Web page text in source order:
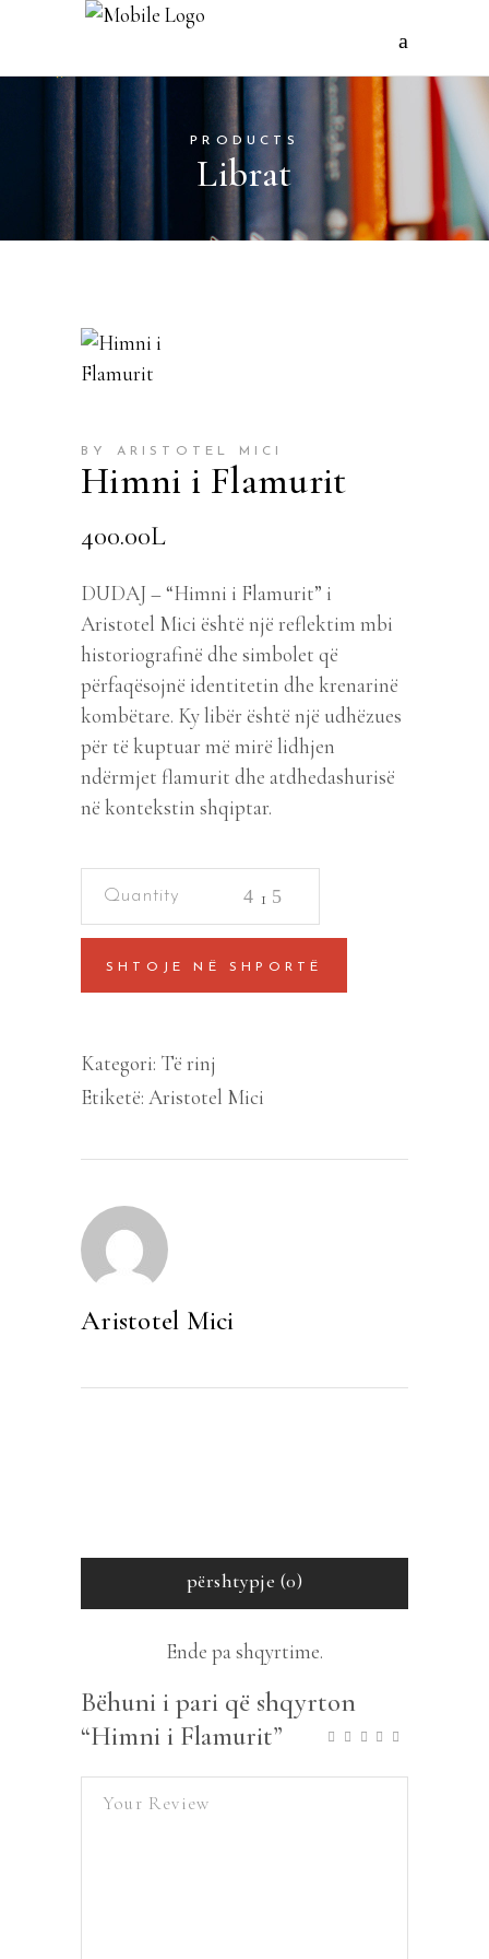
PRODUCTS
Librat
BY ARISTOTEL MICI
Himni i Flamurit
400.00L
DUDAJ – “Himni i Flamurit” i
Aristotel Mici është një reflektim mbi
historiografinë dhe simbolet që
përfaqësojnë identitetin dhe krenarinë
kombëtare. Ky libër është një udhëzues
për të kuptuar më mirë lidhjen
ndërmjet flamurit dhe atdhedashurisë
në kontekstin shqiptar.
Flamurit
quantity
SHTOJE NË SHPORTË
Kategori: Të rinj
Etiketë: Aristotel Mici
Aristotel Mici
përshtypje (0)
Ende pa shqyrtime.
Bëhuni i pari që shqyrton
“Himni i Flamurit”